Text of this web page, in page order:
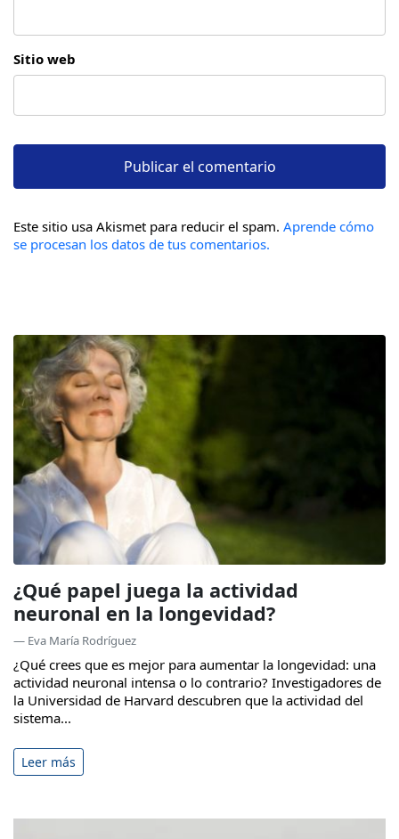
Sitio web
Este sitio usa Akismet para reducir el spam. Aprende cómo
se procesan los datos de tus comentarios.
¿Qué papel juega la actividad
neuronal en la longevidad?
— Eva María Rodríguez
¿Qué crees que es mejor para aumentar la longevidad: una
actividad neuronal intensa o lo contrario? Investigadores de
la Universidad de Harvard descubren que la actividad del
sistema...
Leer más